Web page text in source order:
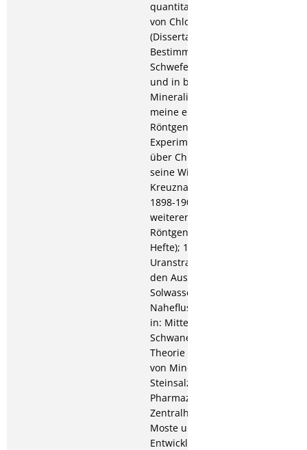
quantitativen Trennung
von Chlor, Brom und Jod
(Dissertation); Über die
Bestimmung des
Schwefels im Bleiglanz
und in bleihaltigen
Mineralien; 1896: Über
meine ersten
Röntgenaufnahmen.
Experimentelle Studien
über Chlorkalzium und
seine Wirkungen bei
Kreuznacher Badekuren;
1898-1901: Meine
weiteren Erfahrungen bei
Röntgenerfahrungen (4
Hefte); 1902: Über
Uranstrahlen; 1903: Über
den Austritt von
Solwasser in den
Nahefluss bei Kreuznach,
in: Mitteilungen der
Schwanen-Apotheke; Zur
Theorie der Entstehungen
von Mineralquellen und
Steinsalzlagern, in:
Pharmazeutische
Zentralhalle; Über 1903er
Moste und ihre
Entwicklung, in: